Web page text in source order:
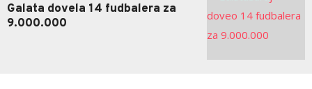
Galata dovela 14 fudbalera za
9.000.000